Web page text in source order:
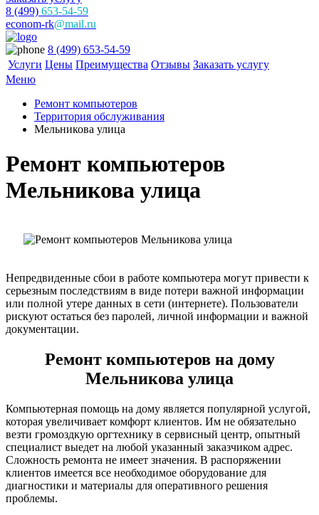
8 (499) 653-54-59
econom-rk@mail.ru
8 (499) 653-54-59
Услуги Цены Преимущества Отзывы Заказать услугу
Меню
Ремонт компьютеров
Территория обслуживания
Мельникова улица
Ремонт компьютеров
Мельникова улица
Непредвиденные сбои в работе компьютера могут привести к
серьезным последствиям в виде потери важной информации
или полной утере данных в сети (интернете). Пользователи
рискуют остаться без паролей, личной информации и важной
документации.
Ремонт компьютеров на дому
Мельникова улица
Компьютерная помощь на дому является популярной услугой,
которая увеличивает комфорт клиентов. Им не обязательно
везти громоздкую оргтехнику в сервисный центр, опытный
специалист выедет на любой указанный заказчиком адрес.
Сложность ремонта не имеет значения. В распоряжении
клиентов имеется все необходимое оборудование для
диагностики и материалы для оперативного решения
проблемы.